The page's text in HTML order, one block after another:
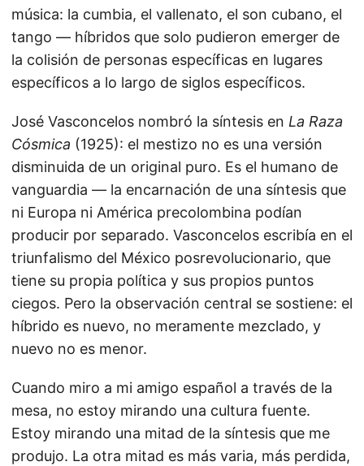
música: la cumbia, el vallenato, el son cubano, el
tango — híbridos que solo pudieron emerger de
la colisión de personas específicas en lugares
específicos a lo largo de siglos específicos.
José Vasconcelos nombró la síntesis en La Raza
Cósmica (1925): el mestizo no es una versión
disminuida de un original puro. Es el humano de
vanguardia — la encarnación de una síntesis que
ni Europa ni América precolombina podían
producir por separado. Vasconcelos escribía en el
triunfalismo del México posrevolucionario, que
tiene su propia política y sus propios puntos
ciegos. Pero la observación central se sostiene: el
híbrido es nuevo, no meramente mezclado, y
nuevo no es menor.
Cuando miro a mi amigo español a través de la
mesa, no estoy mirando una cultura fuente.
Estoy mirando una mitad de la síntesis que me
produjo. La otra mitad es más varia, más perdida,